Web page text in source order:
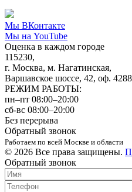
Мы ВКонтакте
Мы на YouTube
Оценка в каждом городе
115230,
г. Москва, м. Нагатинская,
Варшавское шоссе, 42, оф.
РЕЖИМ РАБОТЫ:
пн–пт 08:00–20:00
сб-вс 08:00–20:00
Без перерыва
Обратный звонок
Работаем по всей Москве и области
© 2026 Все права защищены.
Обратный звонок